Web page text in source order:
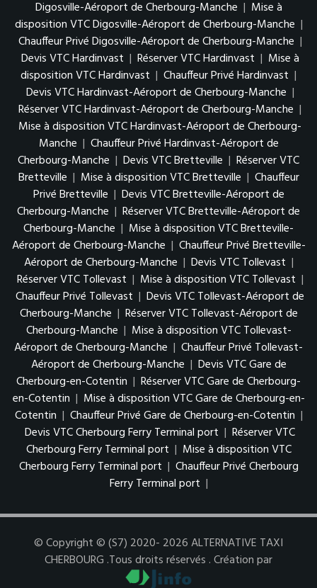
Digosville-Aéroport de Cherbourg-Manche | Mise à
disposition VTC Digosville-Aéroport de Cherbourg-Manche |
Chauffeur Privé Digosville-Aéroport de Cherbourg-Manche |
Devis VTC Hardinvast | Réserver VTC Hardinvast | Mise à
disposition VTC Hardinvast | Chauffeur Privé Hardinvast |
Devis VTC Hardinvast-Aéroport de Cherbourg-Manche |
Réserver VTC Hardinvast-Aéroport de Cherbourg-Manche |
Mise à disposition VTC Hardinvast-Aéroport de Cherbourg-
Manche | Chauffeur Privé Hardinvast-Aéroport de
Cherbourg-Manche | Devis VTC Bretteville | Réserver VTC
Bretteville | Mise à disposition VTC Bretteville | Chauffeur
Privé Bretteville | Devis VTC Bretteville-Aéroport de
Cherbourg-Manche | Réserver VTC Bretteville-Aéroport de
Cherbourg-Manche | Mise à disposition VTC Bretteville-
Aéroport de Cherbourg-Manche | Chauffeur Privé Bretteville-
Aéroport de Cherbourg-Manche | Devis VTC Tollevast |
Réserver VTC Tollevast | Mise à disposition VTC Tollevast |
Chauffeur Privé Tollevast | Devis VTC Tollevast-Aéroport de
Cherbourg-Manche | Réserver VTC Tollevast-Aéroport de
Cherbourg-Manche | Mise à disposition VTC Tollevast-
Aéroport de Cherbourg-Manche | Chauffeur Privé Tollevast-
Aéroport de Cherbourg-Manche | Devis VTC Gare de
Cherbourg-en-Cotentin | Réserver VTC Gare de Cherbourg-
en-Cotentin | Mise à disposition VTC Gare de Cherbourg-en-
Cotentin | Chauffeur Privé Gare de Cherbourg-en-Cotentin |
Devis VTC Cherbourg Ferry Terminal port | Réserver VTC
Cherbourg Ferry Terminal port | Mise à disposition VTC
Cherbourg Ferry Terminal port | Chauffeur Privé Cherbourg
Ferry Terminal port |
© Copyright © (S7) 2020- 2026 ALTERNATIVE TAXI
CHERBOURG .Tous droits réservés . Création par